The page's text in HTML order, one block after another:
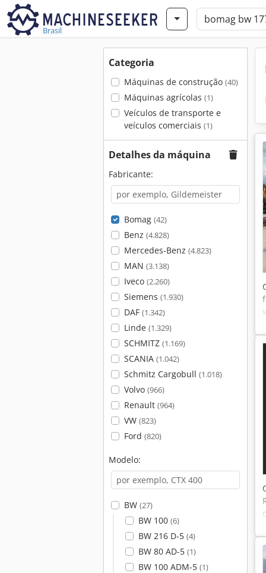
Brasil
Categoria
Máquinas de construção (40)
Máquinas agrícolas (1)
Veículos de transporte e
veículos comerciais (1)
Detalhes da máquina
Fabricante:
Bomag (42)
Benz (4.828)
Mercedes-Benz (4.823)
MAN (3.138)
Iveco (2.260)
Siemens (1.930)
DAF (1.342)
Linde (1.329)
SCHMITZ (1.169)
SCANIA (1.042)
Schmitz Cargobull (1.018)
Volvo (966)
Renault (964)
VW (823)
Ford (820)
Modelo:
BW (27)
BW 100 (6)
BW 216 D-5 (4)
BW 80 AD-5 (1)
BW 100 ADM-5 (1)